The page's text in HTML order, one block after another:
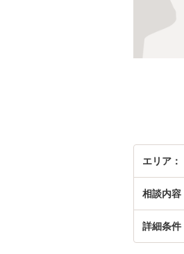
エリア
相談内容
詳細条件